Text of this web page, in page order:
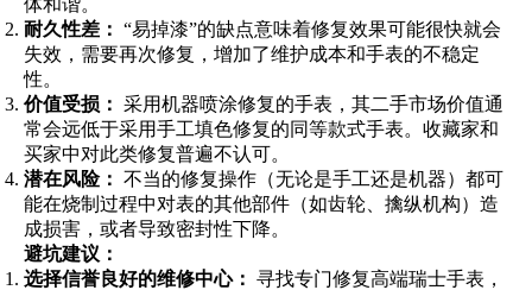
体和谐。
耐久性差： “易掉漆”的缺点意味着修复效果可能很快就会
失效，需要再次修复，增加了维护成本和手表的不稳定
性。
价值受损： 采用机器喷涂修复的手表，其二手市场价值通
常会远低于采用手工填色修复的同等款式手表。收藏家和
买家中对此类修复普遍不认可。
潜在风险： 不当的修复操作（无论是手工还是机器）都可
能在烧制过程中对表的其他部件（如齿轮、擒纵机构）造
成损害，或者导致密封性下降。
避坑建议：
选择信誉良好的维修中心： 寻找专门修复高端瑞士手表，